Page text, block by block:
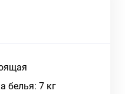
белья: 7 кг